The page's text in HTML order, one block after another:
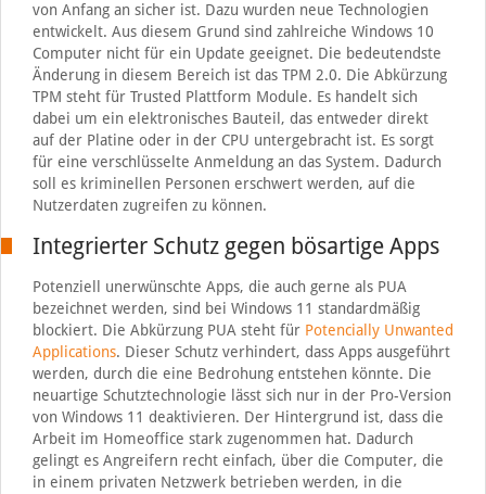
von Anfang an sicher ist. Dazu wurden neue Technologien
entwickelt. Aus diesem Grund sind zahlreiche Windows 10
Computer nicht für ein Update geeignet. Die bedeutendste
Änderung in diesem Bereich ist das TPM 2.0. Die Abkürzung
TPM steht für Trusted Plattform Module. Es handelt sich
dabei um ein elektronisches Bauteil, das entweder direkt
auf der Platine oder in der CPU untergebracht ist. Es sorgt
für eine verschlüsselte Anmeldung an das System. Dadurch
soll es kriminellen Personen erschwert werden, auf die
Nutzerdaten zugreifen zu können.
Integrierter Schutz gegen bösartige Apps
Potenziell unerwünschte Apps, die auch gerne als PUA
bezeichnet werden, sind bei Windows 11 standardmäßig
blockiert. Die Abkürzung PUA steht für Potencially Unwanted
Applications. Dieser Schutz verhindert, dass Apps ausgeführt
werden, durch die eine Bedrohung entstehen könnte. Die
neuartige Schutztechnologie lässt sich nur in der Pro-Version
von Windows 11 deaktivieren. Der Hintergrund ist, dass die
Arbeit im Homeoffice stark zugenommen hat. Dadurch
gelingt es Angreifern recht einfach, über die Computer, die
in einem privaten Netzwerk betrieben werden, in die